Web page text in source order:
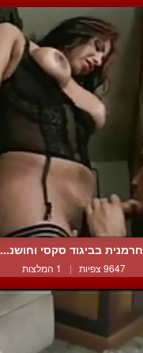
חרמנית בביגוד סקסי וחושנ...
9647 צפיות | 1 המלצות